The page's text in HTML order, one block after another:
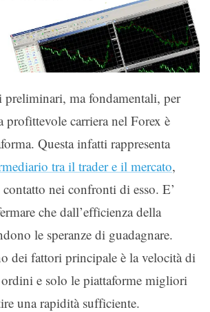
preliminari, ma fondamentali, per
profittevole carriera nel Forex è
Questa infatti rappresenta
tra il trader e il mercato,
nei confronti di esso. E’
che dall’efficienza della
le speranze di guadagnare.
dei fattori principale è la velocità di
e solo le piattaforme migliori
una rapidità sufficiente.